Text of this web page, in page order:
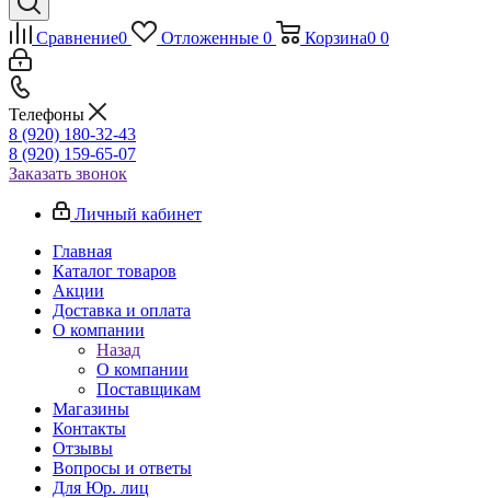
Сравнение0 Отложенные 0 Корзина0 0
Телефоны
8 (920) 180-32-43
8 (920) 159-65-07
Заказать звонок
Личный кабинет
Главная
Каталог товаров
Акции
Доставка и оплата
О компании
Назад
О компании
Поставщикам
Магазины
Контакты
Отзывы
Вопросы и ответы
Для Юр. лиц